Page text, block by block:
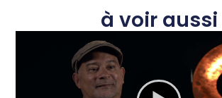
à voir aussi